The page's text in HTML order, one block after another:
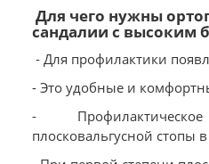
Для чего нужны
сандалии с высоким
- Для профилактики
- Это удобные и
-
плосковальгусной стопы